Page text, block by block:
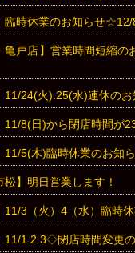
臨時休業のお知らせ
亀戸店】営業時間短縮
11/24(火).25(水)連休の
11/8(日)から閉店時間が
11/5(木)臨時休業のお知
松】明日営業します！
11/3（火）4（水）臨時
11/1.2.3◇閉店時間変更